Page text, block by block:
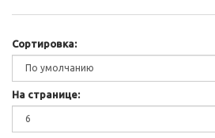
Сортировка:
На странице: